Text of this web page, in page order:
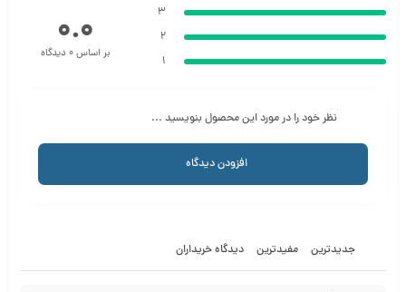
جدیدترین مفیدترین دیدگاه خریداران
3
2
1
0.0
بر اساس 0 دیدگاه
نظر خود را در مورد این محصول بنویسید ...
افزودن دیدگاه